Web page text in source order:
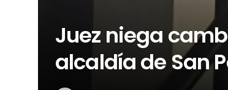
Juez niega
alcaldía de San